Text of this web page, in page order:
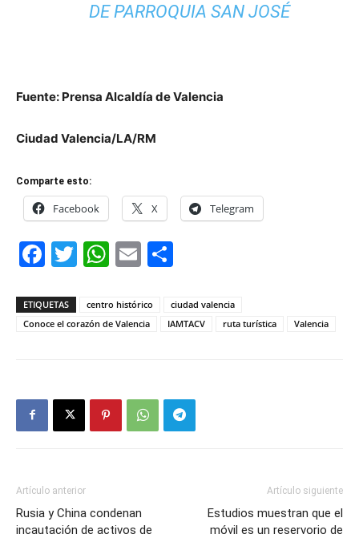
DE PARROQUIA SAN JOSÉ
Fuente: Prensa Alcaldía de Valencia
Ciudad Valencia/LA/RM
Comparte esto:
Facebook X Telegram
Facebook
Twitter
WhatsApp
Email
ETIQUETAS centro histórico
ciudad valencia
Conoce el corazón de Valencia
IAMTACV ruta turística Valencia
Artículo anterior
Rusia y China condenan
incautación de activos de
Artículo siguiente
Estudios muestran que el
móvil es un reservorio de